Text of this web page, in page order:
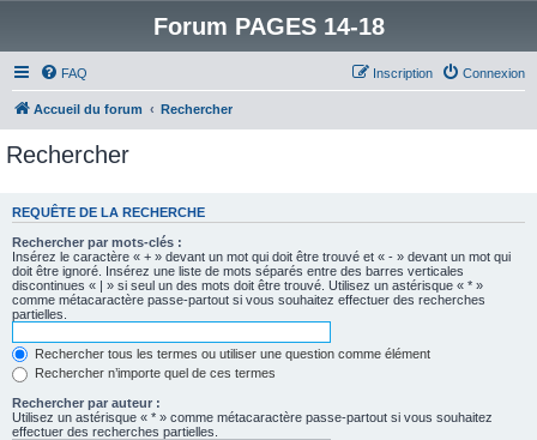
Forum PAGES 14-18
FAQ Connexion
Inscription
Accueil du forum Rechercher
Rechercher
REQUÊTE DE LA RECHERCHE
Rechercher par mots-clés :
Insérez le caractère « + » devant un mot qui doit être trouvé et « - » devant un mot qui
doit être ignoré. Insérez une liste de mots séparés entre des barres verticales
discontinues « | » si seul un des mots doit être trouvé. Utilisez un astérisque « * »
comme métacaractère passe-partout si vous souhaitez effectuer des recherches
partielles.
Rechercher tous les termes ou utiliser une question comme élément
Rechercher n’importe quel de ces termes
Rechercher par auteur :
Utilisez un astérisque « * » comme métacaractère passe-partout si vous souhaitez
effectuer des recherches partielles.